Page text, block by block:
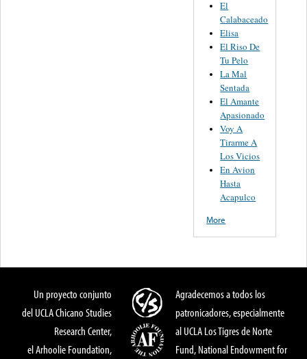
El
Calabaceado
Elisa
El Riso De
Tu Pelo
La Mal
Sentada
El Amante
Apasionado
Voy A
Tirarme A
Los Vicios
En Avion
Hasta
Acapulco
More
Un proyecto conjunto
del UCLA Chicano Studies
Research Center,
el Arhoolie Foundation,
Agradecemos a todos los
patronicadores, especialmente
al UCLA Los Tigres de Norte
Fund, National Endowment for